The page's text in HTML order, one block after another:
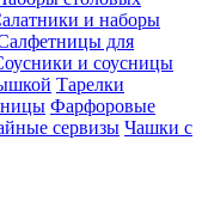
и наборы
для
и соусницы
Тарелки
Фарфоровые
сервизы Чашки с